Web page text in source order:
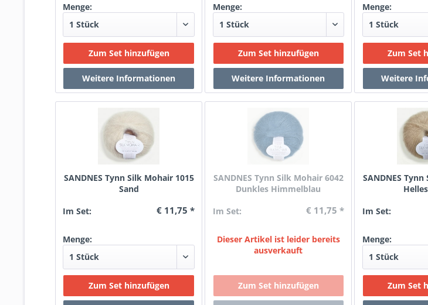
Menge: Menge: Menge:
SANDNES Tynn Silk Mohair 1015
Sand
Im Set:
€ 11,75 *
Menge:
SANDNES Tynn Silk Mohair 6042
Dunkles Himmelblau
Im Set:
€ 11,75 *
Dieser Artikel ist leider bereits
ausverkauft
SANDNES
Im Set:
Menge: